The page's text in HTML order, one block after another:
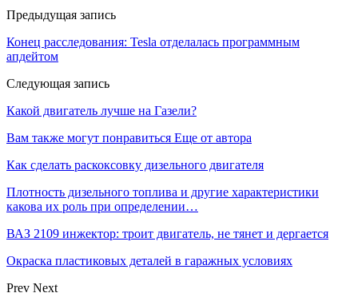
Предыдущая запись
Конец расследования: Tesla отделалась программным
апдейтом
Следующая запись
Какой двигатель лучше на Газели?
Вам также могут понравиться Еще от автора
Как сделать раскоксовку дизельного двигателя
Плотность дизельного топлива и другие характеристики
какова их роль при определении…
ВАЗ 2109 инжектор: троит двигатель, не тянет и дергается
Окраска пластиковых деталей в гаражных условиях
Prev Next